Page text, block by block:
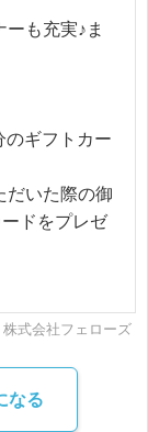
も充実♪ま
のギフトカー
だいた際の御
ドをプレゼ
式会社フェローズ
なる